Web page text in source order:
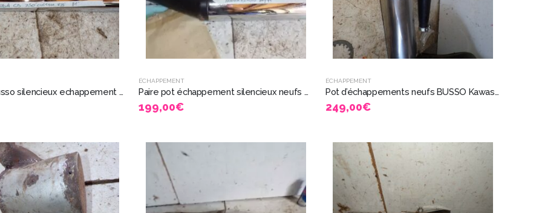
paire Pot Busso silencieux echappement neufs Honda CB 750 Custom 1981 5326
ÉCHAPPEMENT
Paire pot échappement silencieux neufs Busso Yamaha FJ 1200 1987 91 FJ1200 5326
199,00€
ÉCHAPPEMENT
Pot d’échappements neufs BUSSO Kawasaki GTR1000 GTR 1000 5326
249,00€